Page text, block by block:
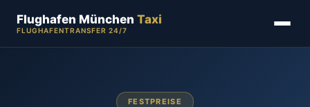
Flughafen München Taxi
FLUGHAFENTRANSFER 24/7
FESTPREISE